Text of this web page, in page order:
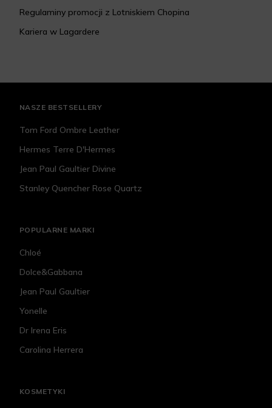
Regulaminy promocji z Lotniskiem Chopina
Kariera w Lagardere
NASZE BESTSELLERY
Tom Ford Ombre Leather
Hermes Terre D'Hermes
Jean Paul Gaultier Divine
Stanley Quencher Rose Quartz
POPULARNE MARKI
Chloé
Dolce&Gabbana
Jean Paul Gaultier
Yonelle
Dr Irena Eris
Carolina Herrera
KOSMETYKI